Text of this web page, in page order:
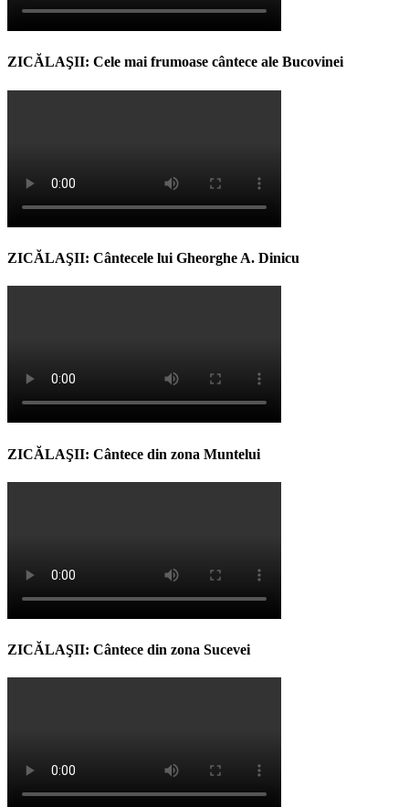
ZICĂLAŞII: Cele mai frumoase cântece ale Bucovinei
ZICĂLAŞII: Cântecele lui Gheorghe A. Dinicu
ZICĂLAŞII: Cântece din zona Muntelui
ZICĂLAŞII: Cântece din zona Sucevei